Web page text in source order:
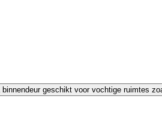
geschikt voor vochtige ruimtes